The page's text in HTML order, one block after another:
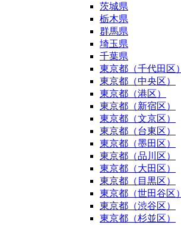
茨城県
栃木県
群馬県
埼玉県
千葉県
東京都（千代田区）
東京都（中央区）
東京都（港区）
東京都（新宿区）
東京都（文京区）
東京都（台東区）
東京都（墨田区）
東京都（品川区）
東京都（大田区）
東京都（目黒区）
東京都（世田谷区）
東京都（渋谷区）
東京都（杉並区）